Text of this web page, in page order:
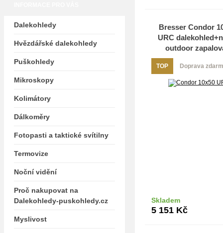
Bresser Condor
URC
outdoor
TOP Doprava
Skladem
5 151 Kč
Dalekohledy
Hvězdářské dalekohledy
Puškohledy
Mikroskopy
Kolimátory
Dálkoměry
Fotopasti a taktické svítilny
Termovize
Noční vidění
Proč nakupovat na
Dalekohledy-puskohledy.cz
Myslivost